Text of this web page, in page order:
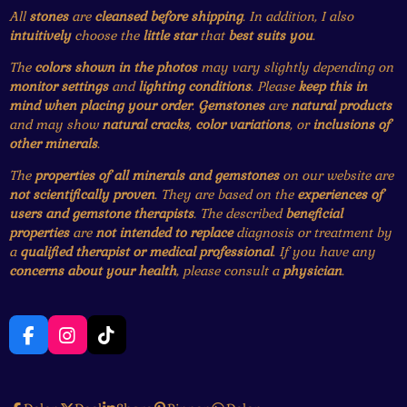
Allstonesare cleansed before shipping. In addition, I also
intuitivelychoose the little starthat best suits you.
The colors shown in the photosmay vary slightly depending on
monitor settingsandlighting conditions. Pleasekeep this in
mind when placing your order. Gemstonesarenatural products
and may shownatural cracks, color variations, orinclusions of
other minerals.
The properties of all minerals and gemstoneson our website are
not scientifically proven. They are based on the experiences of
users and gemstone therapists. The describedbeneficial
propertiesarenot intended to replacediagnosis or treatment by
a qualified therapist or medical professional. If you have any
concerns about your health, please consult a physician.
F
a
I
n
T
i